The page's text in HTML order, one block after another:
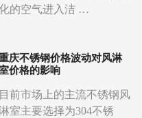
的空气进入洁 …
庆不锈钢价格波动对风淋
价格的影响
目前市场上的主流不锈钢风
室主要选择为304不锈